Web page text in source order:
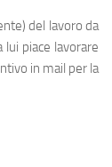
del lavoro da
piace lavorare
in mail per la